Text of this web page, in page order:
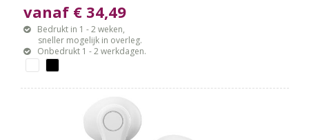
vanaf € 34,49
Bedrukt in 1 - 2 weken,
sneller mogelijk in overleg.
Onbedrukt 1 - 2 werkdagen.